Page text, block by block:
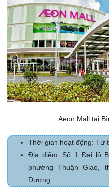
Aeon Mall tại
Thời gian hoạt động: Từ
Địa điểm: Số 1 Đại lộ
phường Thuận Giao,
Dương.